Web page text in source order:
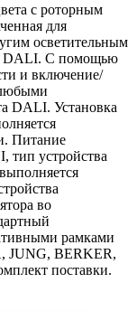
с роторным
для
осветительным
DALI. С помощью
и включение/
DALI. Установка
Питание
тип устройства
во
рамками
JUNG, BERKER,
поставки.